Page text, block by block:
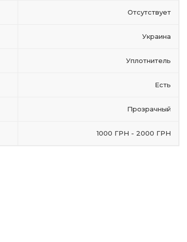
Отсутствует
Украина
Уплотнитель
Есть
Прозрачный
1000 ГРН - 2000 ГРН